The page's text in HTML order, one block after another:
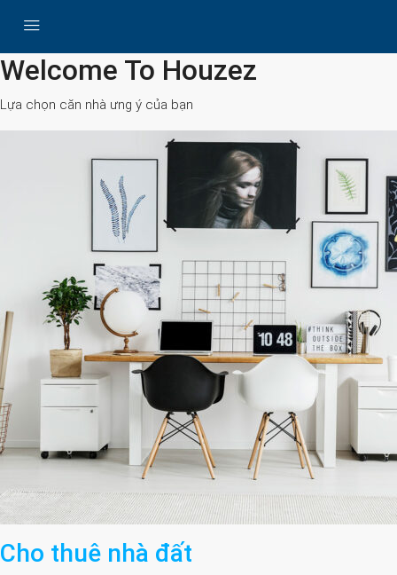
Search
Welcome To Houzez
Lựa chọn căn nhà ưng ý của bạn
Cho thuê nhà đất